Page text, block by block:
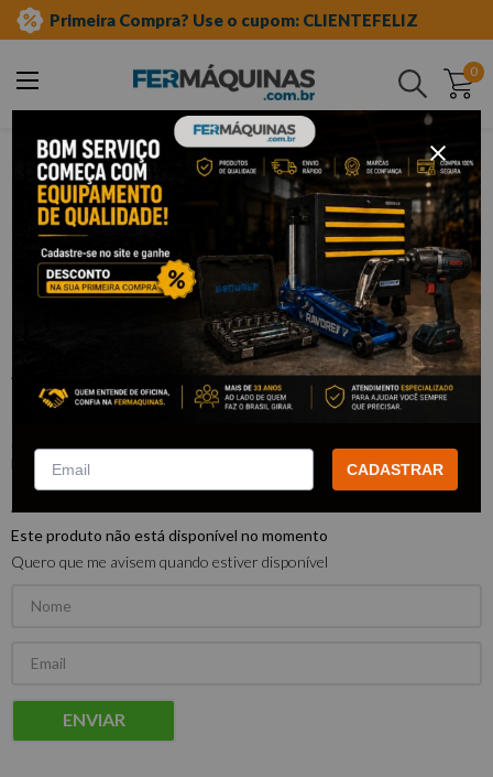
Primeira Compra? Use o cupom: CLIENTEFELIZ
0
Buscar
ferramentas manuais
alicates
alicate de bico
Alicate Meia Cana com Mordente
Curvo (45°) 6" - KING TONY
:633106
KING TONY
Este produto não está disponível no momento
Quero que me avisem quando estiver disponível
ENVIAR
CADASTRAR